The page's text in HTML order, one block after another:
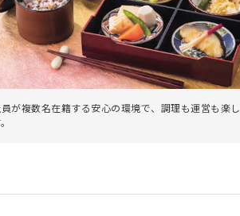
が複数名在籍する安心の環境で、調理も運営も楽